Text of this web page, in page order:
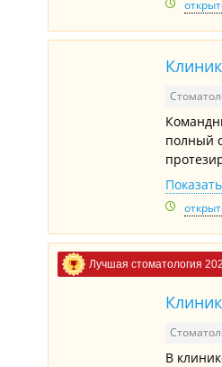
полный
Лучшая стоматология
В